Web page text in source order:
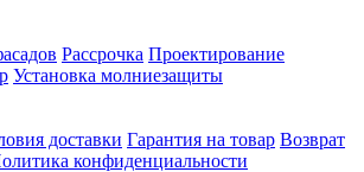
Рассрочка Проектирование
Установка молниезащиты
доставки Гарантия на товар Возврат
конфиденциальности